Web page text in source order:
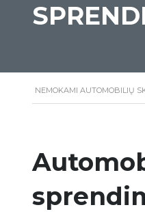
NEMOKAMI AUTOMOBILIŲ